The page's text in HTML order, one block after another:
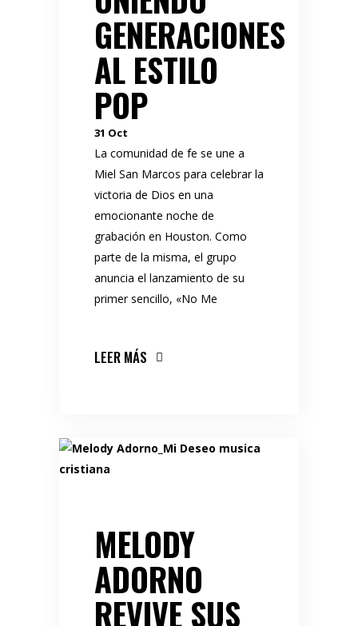
GENERACIONES
AL ESTILO
POP
31 Oct
La comunidad de fe se une a
Miel San Marcos para celebrar la
victoria de Dios en una
emocionante noche de
grabación en Houston. Como
parte de la misma, el grupo
anuncia el lanzamiento de su
primer sencillo, «No Me
LEER MÁS
MELODY
ADORNO
REVIVE SUS